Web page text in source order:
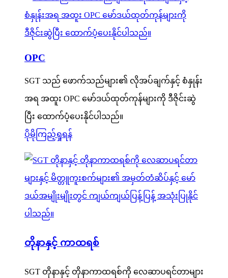
OPC
SGT သည် ဖောက်သည်များ၏ လိုအပ်ချက်နှင့် စံနှုန်း
အရ အထူး OPC မော်ဒယ်ထုတ်ကုန်များကို ဒီဇိုင်းဆွဲ
ပြီး ထောက်ပံ့ပေးနိုင်ပါသည်။
ပိုမိုကြည့်ရှုရန်
တိုနာနှင့် ကာထရစ်
SGT တိုနာနှင့် တိုနာကာထရစ်ကို လေဆာပရင်တာများ